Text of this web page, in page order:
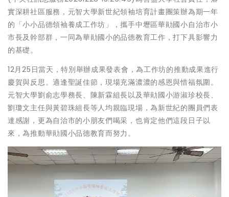
實深耕社區服務，元智大學新世紀領袖培育計畫團策辦為期一年
的「小小品德領袖養成工作坊」，攜手中壢區華勛國小自治市小
市長及幹部群，一同為華勛國小的品德教育工作，打下具影響力
的基礎。
12月25日當天，特別舉辦成果發表會，為工作坊的推動成果進行
慶賀與反思。適逢聖誕佳節，現場充滿濃濃的感恩與惜福氛圍。
元智大學劉俞志學務長、陳新霖組長以及華勛國小游淑珍校長、
劉瓊文主任與黃碧珠組長等人均親臨現場，為新世紀的團員們表
達感謝，更為自治市的小朋友們喝采，也肯定他們這段日子以
來，為推動華勛國小品德教育而努力。